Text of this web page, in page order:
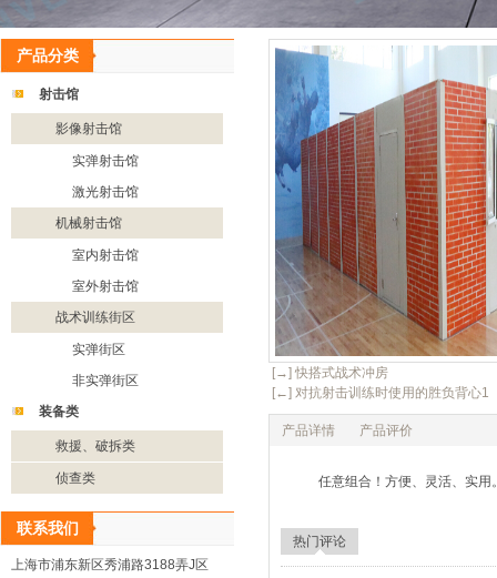
产品分类
射击馆
影像射击馆
实弹射击馆
激光射击馆
机械射击馆
室内射击馆
室外射击馆
战术训练街区
实弹街区
非实弹街区
装备类
救援、破拆类
侦查类
联系我们
上海市浦东新区秀浦路3188弄J区
[→] 快搭式战术冲房
[←] 对抗射击训练时使用的胜负背心1
产品详情 产品评价
任意组合！方便、灵活、实用
热门评论